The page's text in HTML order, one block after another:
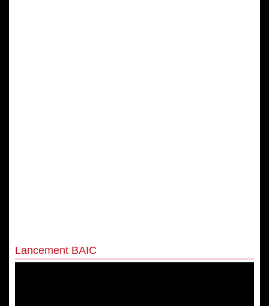
Lancement BAIC